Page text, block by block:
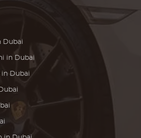
Dubai
in Dubai
in Dubai